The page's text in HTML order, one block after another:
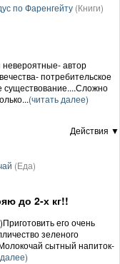
по Фаренгейту (Книги)
автор
потребительское
(читать далее)
Действия ▼
(Еда)
до 2-х кг!!
его очень
зеленого
сытный напиток-